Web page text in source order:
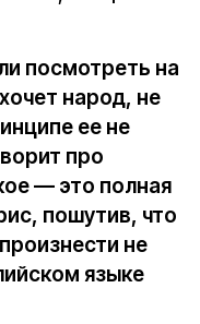
посмотреть на
народ, не
ее не
про
— это полная
пошутив, что
не
языке